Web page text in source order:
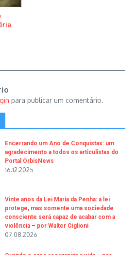
para publicar um comentário.
Encerrando um Ano de Conquistas: um
agradecimento a todos os articulistas do
Portal OrbisNews
16.12.2025
Vinte anos da Lei Maria da Penha: a lei
protege, mas somente uma sociedade
consciente será capaz de acabar com a
violência – por Walter Ciglioni
07.08.2026